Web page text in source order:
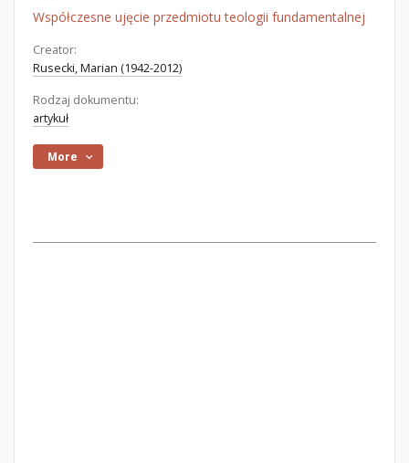
Współczesne ujęcie przedmiotu teologii fundamentalnej
Creator:
Rusecki, Marian (1942-2012)
Rodzaj dokumentu:
artykuł
More